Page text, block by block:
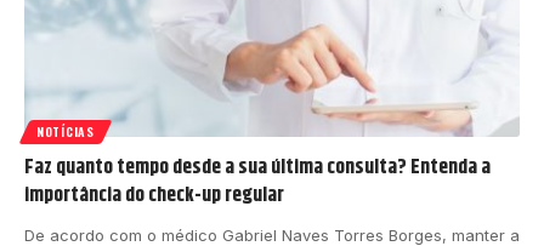
NOTÍCIAS
Faz quanto tempo desde a sua última consulta? Entenda a
importância do check-up regular
De acordo com o médico Gabriel Naves Torres Borges, manter a